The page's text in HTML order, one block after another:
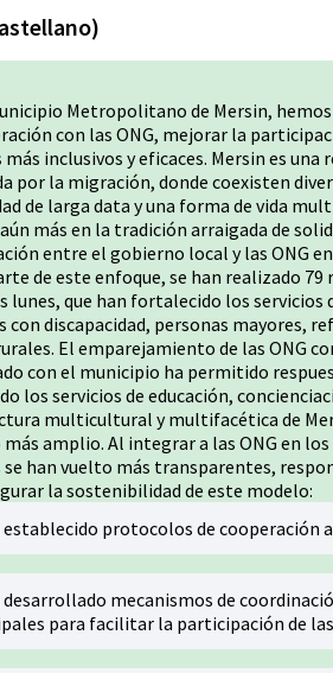
Metropolitano de Mersin,
con las ONG, mejorar la
inclusivos y eficaces. Mersin es una
por la migración, donde coexisten
de larga data y una forma de vida
más en la tradición arraigada de
entre el gobierno local y las ONG
de este enfoque, se han realizado
lunes, que han fortalecido los
con discapacidad, personas mayores,
El emparejamiento de las ONG
con el municipio ha permitido
los servicios de educación,
multicultural y multifacética de
amplio. Al integrar a las ONG en
han vuelto más transparentes,
la sostenibilidad de este modelo:
establecido protocolos de cooperación
desarrollado mecanismos de
para facilitar la participación de las